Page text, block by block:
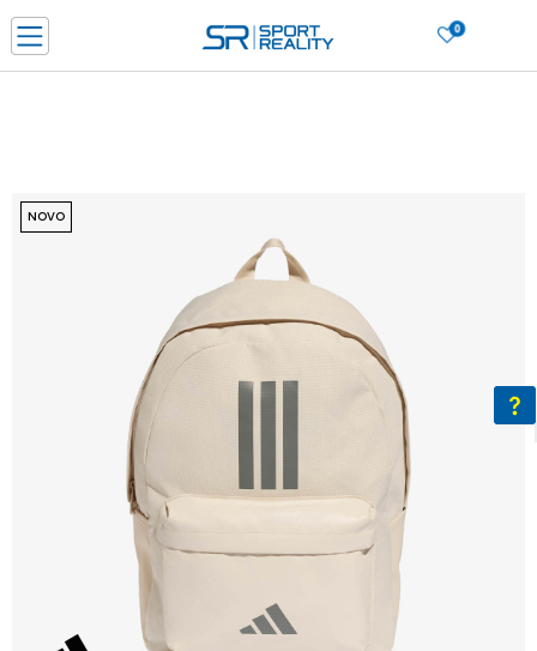
0
CLICK & COLLECT Platite karticom online i preuzmite u prodavnici po vašem
izboru
SAZNAJTE VIŠE
NOVO